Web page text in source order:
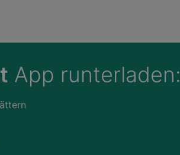
App runterladen: